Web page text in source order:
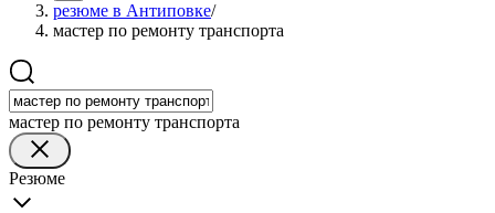
резюме в Антиповке/
мастер по ремонту транспорта
мастер по ремонту транспорта
Резюме